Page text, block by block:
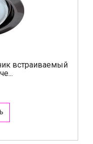
встраиваемый